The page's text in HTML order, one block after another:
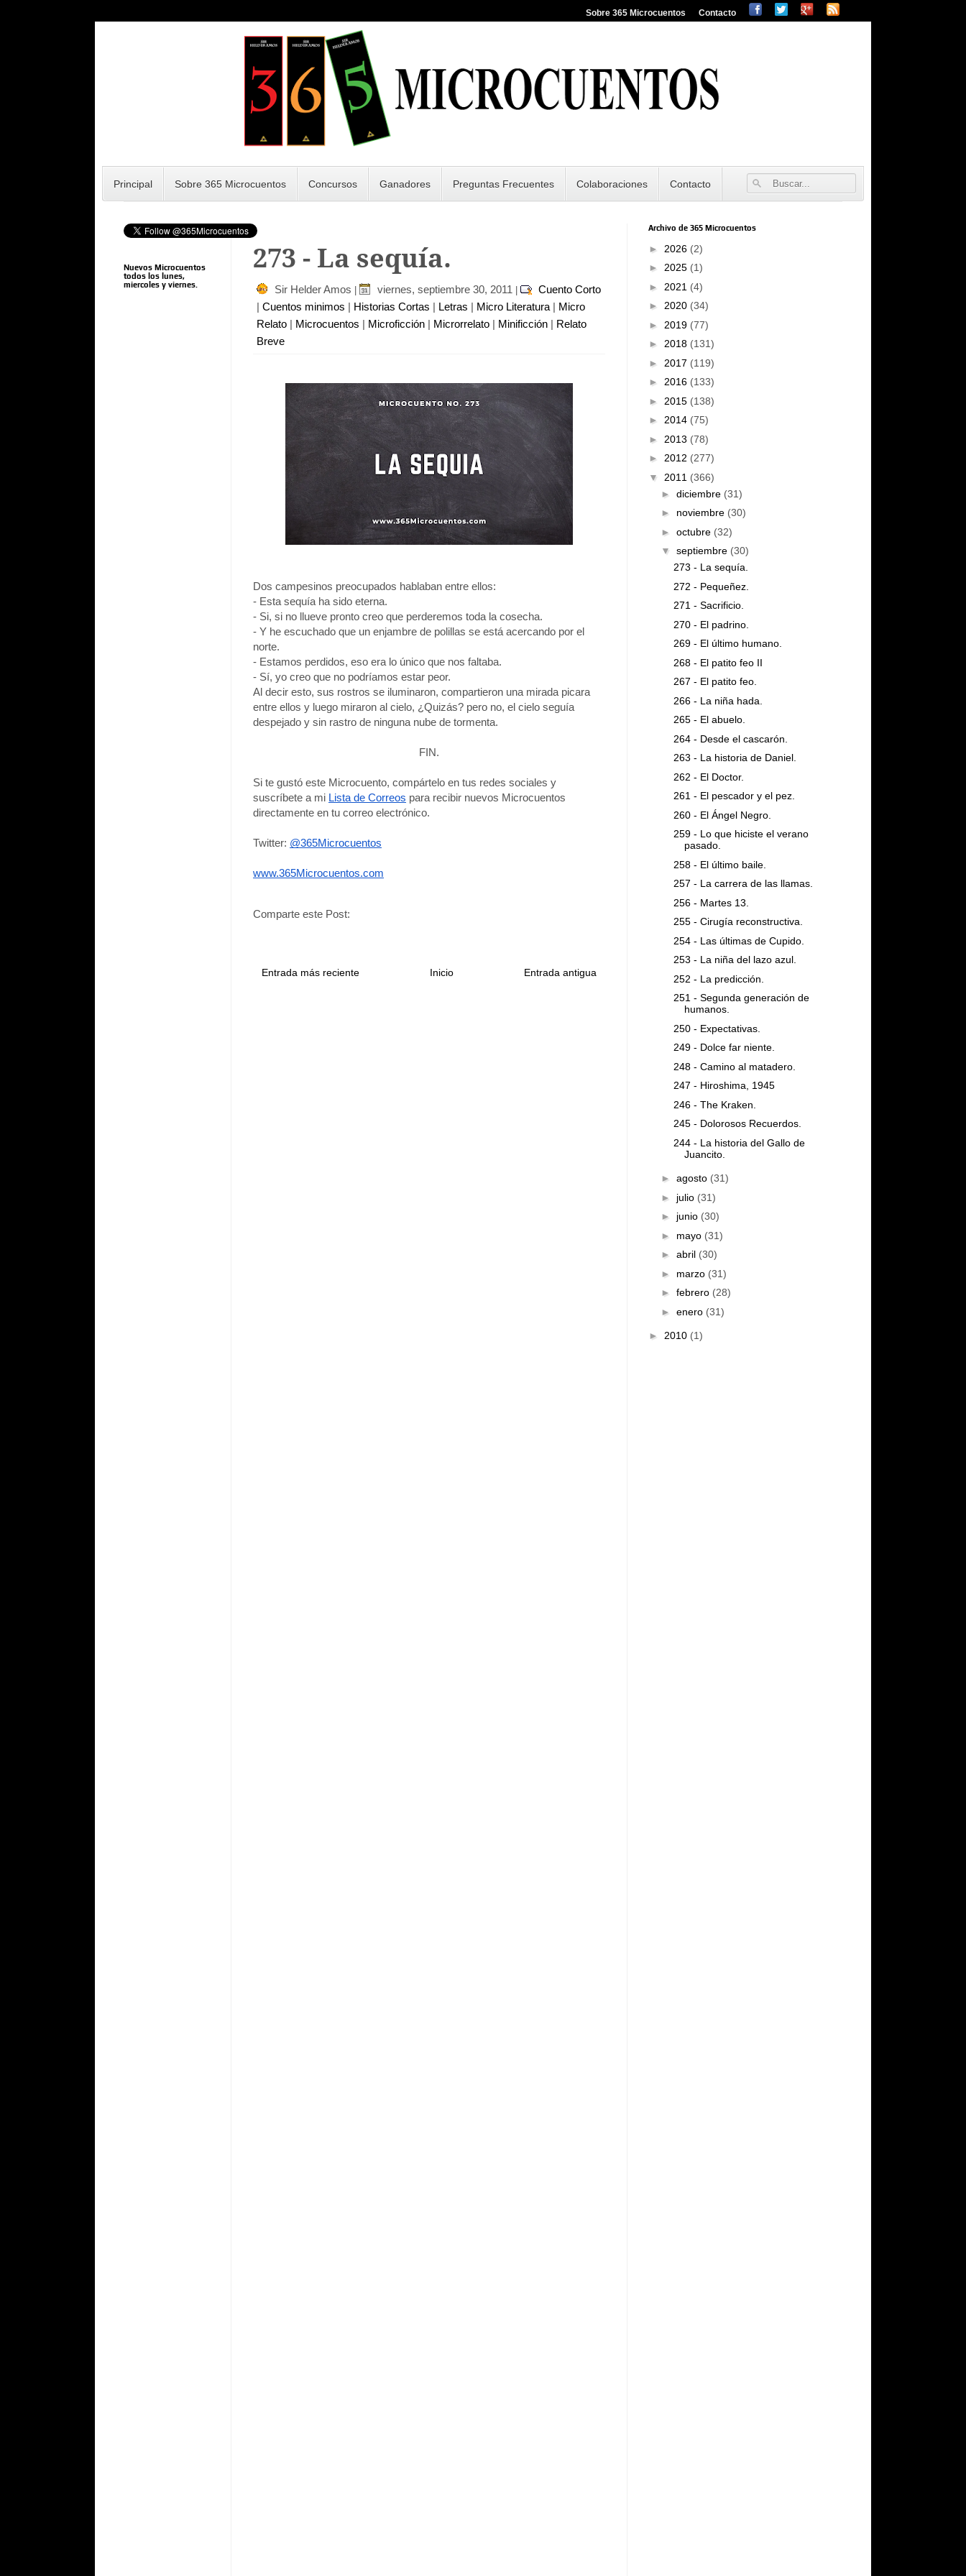
Sobre 365 Microcuentos Contacto
Principal Sobre 365 Microcuentos Concursos Ganadores Preguntas Frecuentes Colaboraciones Contacto
273 - La sequía.
Sir Helder Amos viernes, septiembre 30, 2011
Cuento Corto
| Cuentos minimos | Historias Cortas | Letras | Micro Literatura | Micro
Relato | Microcuentos | Microficción | Microrrelato | Minificción | Relato
Breve
Dos campesinos preocupados hablaban entre ellos:
- Esta sequía ha sido eterna.
- Si, si no llueve pronto creo que perderemos toda la cosecha.
- Y he escuchado que un enjambre de polillas se está acercando por el
norte.
- Estamos perdidos, eso era lo único que nos faltaba.
- Sí, yo creo que no podríamos estar peor.
Al decir esto, sus rostros se iluminaron, compartieron una mirada picara
entre ellos y luego miraron al cielo, ¿Quizás? pero no, el cielo seguía
despejado y sin rastro de ninguna nube de tormenta.
FIN.
Si te gustó este Microcuento, compártelo en tus redes sociales y
suscríbete a mi Lista de Correos para recibir nuevos Microcuentos
directamente en tu correo electrónico.
Twitter: @365Microcuentos
www.365Microcuentos.com
Comparte este Post:
Entrada más reciente Entrada antigua
Inicio
Nuevos Microcuentos
todos los lunes,
miercoles y viernes.
Archivo de 365 Microcuentos
► 2026 (2)
► 2025 (1)
► 2021 (4)
► 2020 (34)
► 2019 (77)
► 2018 (131)
► 2017 (119)
► 2016 (133)
► 2015 (138)
► 2014 (75)
► 2013 (78)
► 2012 (277)
▼ 2011 (366)
► diciembre (31)
► noviembre (30)
► octubre (32)
▼ septiembre (30)
273 - La sequía.
272 - Pequeñez.
271 - Sacrificio.
270 - El padrino.
269 - El último humano.
268 - El patito feo II
267 - El patito feo.
266 - La niña hada.
265 - El abuelo.
264 - Desde el cascarón.
263 - La historia de Daniel.
262 - El Doctor.
261 - El pescador y el pez.
260 - El Ángel Negro.
259 - Lo que hiciste el verano
pasado.
258 - El último baile.
257 - La carrera de las llamas.
256 - Martes 13.
255 - Cirugía reconstructiva.
254 - Las últimas de Cupido.
253 - La niña del lazo azul.
252 - La predicción.
251 - Segunda generación de
humanos.
250 - Expectativas.
249 - Dolce far niente.
248 - Camino al matadero.
247 - Hiroshima, 1945
246 - The Kraken.
245 - Dolorosos Recuerdos.
244 - La historia del Gallo de
Juancito.
► agosto (31)
► julio (31)
► junio (30)
► mayo (31)
► abril (30)
► marzo (31)
► febrero (28)
► enero (31)
► 2010 (1)